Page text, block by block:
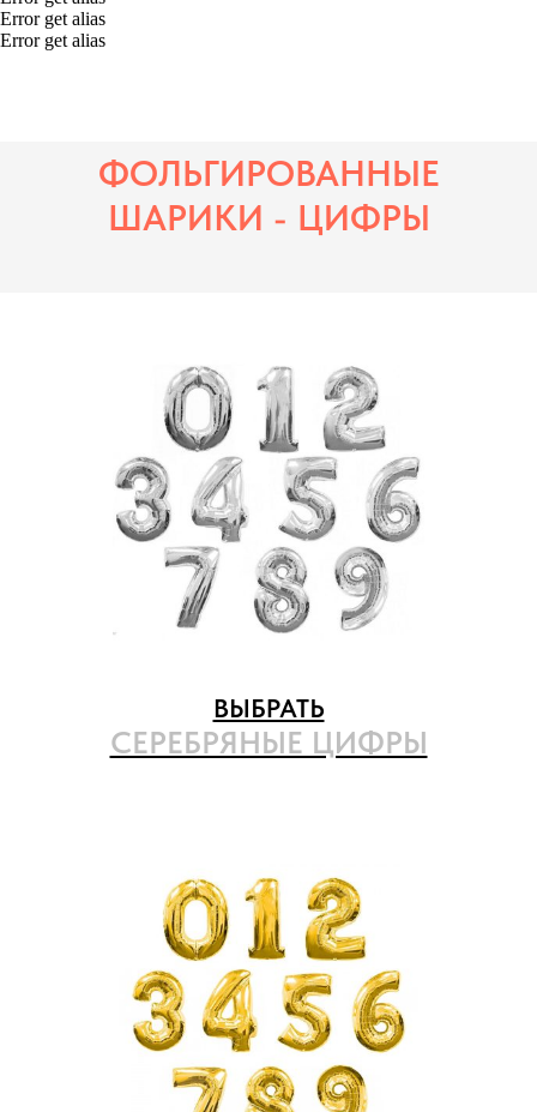
Error get alias
Error get alias
ФОЛЬГИРОВАННЫЕ
ШАРИКИ - ЦИФРЫ
ВЫБРАТЬ
СЕРЕБРЯНЫЕ ЦИФРЫ